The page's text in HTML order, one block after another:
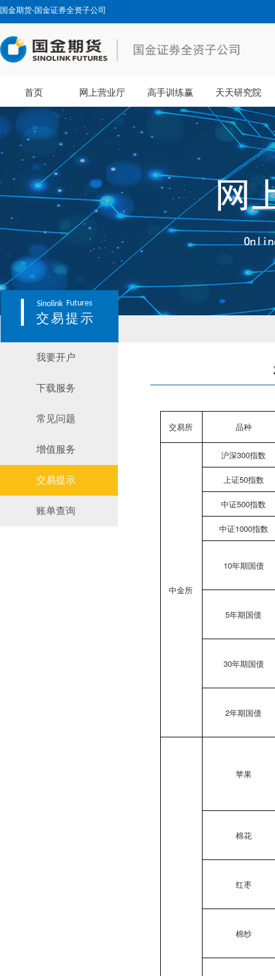
国金期货-国金证券全资子公司
首页 网上营业厅 高手训练赢 天天研究院
Sinolink Futures
交易提示
我要开户
下载服务
常见问题
增值服务
交易提示
账单查询
交易所 品种
中金所
沪深300指数
上证50指数
中证500指数
中证1000指数
10年期国债
5年期国债
30年期国债
2年期国债
苹果
棉花
红枣
棉纱